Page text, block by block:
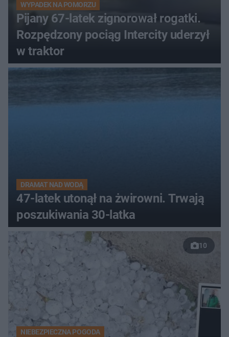
WYPADEK NA POMORZU
Pijany 67-latek zignorował rogatki.
Rozpędzony pociąg Intercity uderzył
w traktor
DRAMAT NAD WODĄ
47-latek utonął na żwirowni. Trwają
poszukiwania 30-latka
10
NIEBEZPIECZNA POGODA